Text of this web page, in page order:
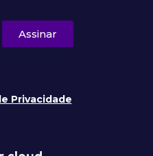
Assinar
Privacidade